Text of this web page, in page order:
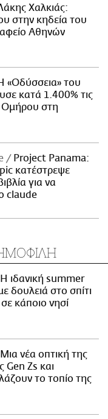
Χαλκιάς:
στην κηδεία του
Αθηνών
«Οδύσσεια» του
κατά 1.400% τις
Ομήρου στη
Project Panama:
κατέστρεψε
για να
claude
ιδανική summer
δουλειά στο σπίτι
κάποιο νησί
νέα οπτική της
Gen Zs και
το τοπίο της